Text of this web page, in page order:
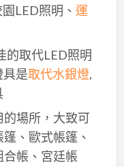
園LED照明、 運
的取代LED照明
是取代水銀燈,
場所，大致可
、歐式帳篷、
帳、宮廷帳